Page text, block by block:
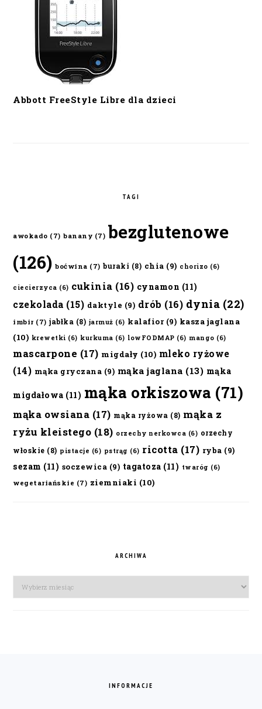
Abbott FreeStyle Libre dla dzieci
TAGI
awokado (7) banany (7) bezglutenowe
(126) boćwina (7) buraki (8) chia (9) chorizo (6)
ciecierzyca (6) cukinia (16) cynamon (11)
czekolada (15) daktyle (9) drób (16) dynia (22)
imbir (7) jabłka (8) jarmuż (6) kalafior(9) kasza jaglana
(10) krewetki (6) kurkuma (6) lowFODMAP (6) mango (6)
mascarpone (17) migdały (10) mleko ryżowe
(14) mąka gryczana (9) mąka jaglana (13) mąka
migdałowa (11) mąka orkiszowa (71)
mąka owsiana (17) mąka ryżowa (8) mąka z
ryżu kleistego (18) orzechy nerkowca (6) orzechy
włoskie (8) pistacje (6) pstrąg (6) ricotta (17) ryba (9)
sezam (11) soczewica (9) tagatoza (11) twaróg (6)
wegetariańskie (7) ziemniaki (10)
ARCHIWA
Archiwa
INFORMACJE